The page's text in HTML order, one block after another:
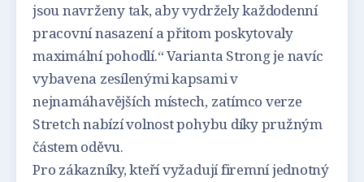
jsou navrženy tak, aby vydržely každodenní
pracovní nasazení a přitom poskytovaly
maximální pohodlí.“ Varianta Strong je navíc
vybavena zesílenými kapsami v
nejnamáhavějších místech, zatímco verze
Stretch nabízí volnost pohybu díky pružným
částem oděvu.
Pro zákazníky, kteří vyžadují firemní jednotný